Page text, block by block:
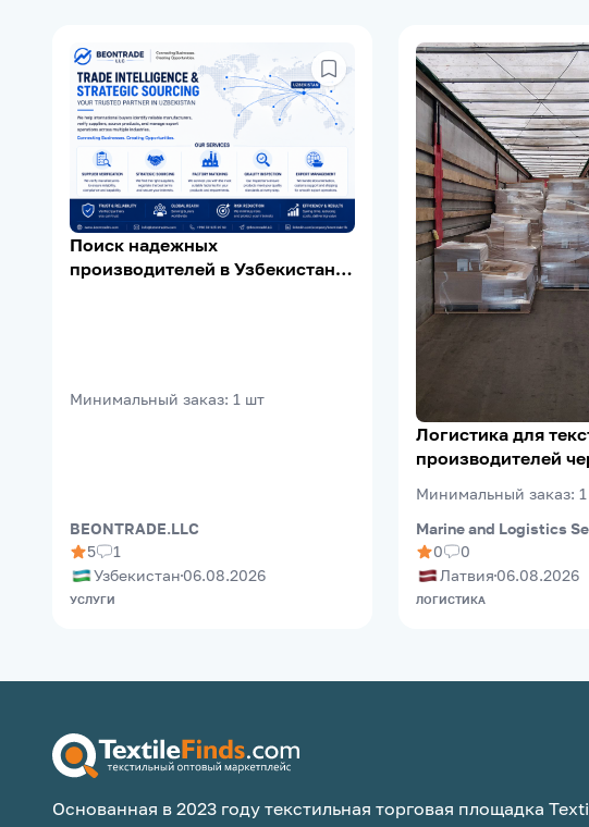
Поиск надежных
производителей в Узбекистане |
Минимальный заказ: 1 шт
BEONTRADE.LLC
5
1
Узбекистан 06.08.2026
УСЛУГИ
Логистика для
производителей
Минимальный заказ: 1
Marine and Logistics
0
0
Латвия 06.08.2026
ЛОГИСТИКА
Основанная в 2023 году текстильная торговая площадка